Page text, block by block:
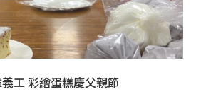
工 彩繪蛋糕慶父親節